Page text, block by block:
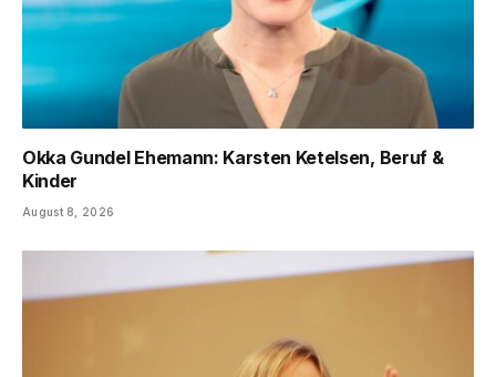
Okka Gundel Ehemann: Karsten Ketelsen, Beruf &
Kinder
August 8, 2026